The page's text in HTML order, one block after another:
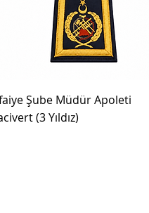
Şube Müdür Apoleti
(3 Yıldız)